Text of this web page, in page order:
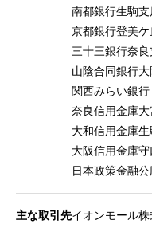
南都銀行生駒支
京都銀行登美
三十三銀行奈
山陰合同銀行
関西みらい銀
奈良信用金庫
大和信用金庫
大阪信用金庫
日本政策金融
主な取引先イオンモール株